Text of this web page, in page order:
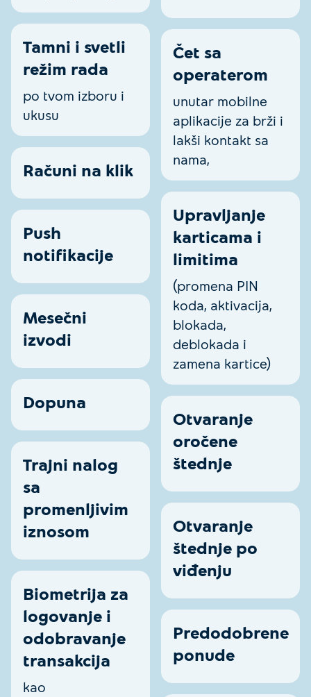
Tamni i svetli
režim rada
po tvom izboru i
ukusu
Računi na klik
Push
notifikacije
Mesečni
izvodi
Dopuna
Trajni nalog
sa
promenljivim
iznosom
Biometrija za
logovanje i
odobravanje
transakcija
kao
Čet sa
operaterom
unutar mobilne
aplikacije za brži i
lakši kontakt sa
nama,
Upravljanje
karticama i
limitima
(promena PIN
koda, aktivacija,
blokada,
deblokada i
zamena kartice)
Otvaranje
oročene
štednje
Otvaranje
štednje po
viđenju
Predodobrene
ponude